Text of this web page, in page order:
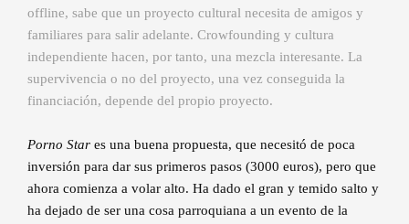
offline, sabe que un proyecto cultural necesita de amigos y
familiares para salir adelante. Crowfounding y cultura
independiente hacen, por tanto, una mezcla interesante. La
supervivencia o no del proyecto, una vez conseguida la
financiación, depende del propio proyecto.
Porno Star es una buena propuesta, que necesitó de poca
inversión para dar sus primeros pasos (3000 euros), pero que
ahora comienza a volar alto. Ha dado el gran y temido salto y
ha dejado de ser una cosa parroquiana a un evento de la